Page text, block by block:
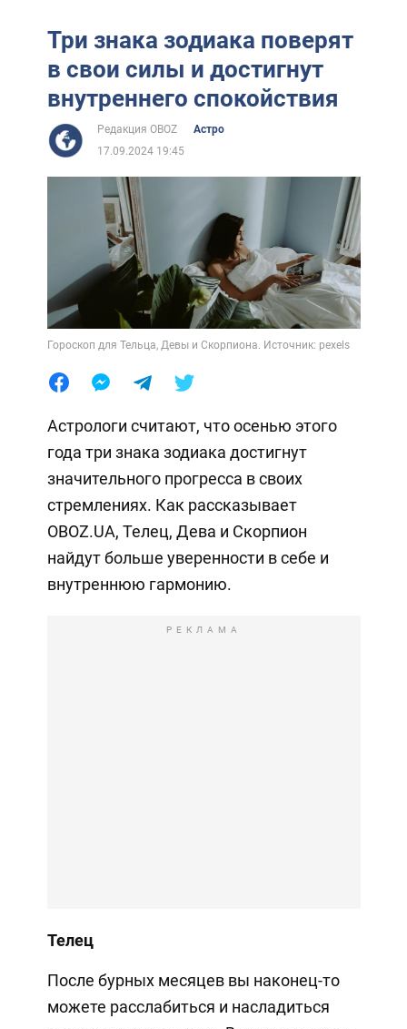
Три знака зодиака поверят
в свои силы и достигнут
внутреннего спокойствия
Редакция OBOZ
Астро
17.09.2024 19:45
Гороскоп для Тельца, Девы и Скорпиона. Источник: pexels
Астрологи считают, что осенью этого
года три знака зодиака достигнут
значительного прогресса в своих
стремлениях. Как рассказывает
OBOZ.UA, Телец, Дева и Скорпион
найдут больше уверенности в себе и
внутреннюю гармонию.
РЕКЛАМА
Телец
После бурных месяцев вы наконец-то
можете расслабиться и насладиться